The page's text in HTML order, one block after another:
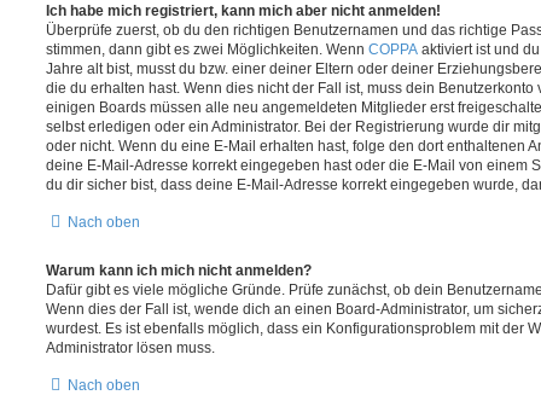
Ich habe mich registriert, kann mich aber nicht anmelden!
Überprüfe zuerst, ob du den richtigen Benutzernamen und das richtige
stimmen, dann gibt es zwei Möglichkeiten. Wenn COPPA aktiviert ist und
Jahre alt bist, musst du bzw. einer deiner Eltern oder deiner
die du erhalten hast. Wenn dies nicht der Fall ist, muss dein
einigen Boards müssen alle neu angemeldeten Mitglieder erst
selbst erledigen oder ein Administrator. Bei der Registrierung wurde dir
oder nicht. Wenn du eine E-Mail erhalten hast, folge den dort enthaltenen
deine E-Mail-Adresse korrekt eingegeben hast oder die E-Mail von einem
du dir sicher bist, dass deine E-Mail-Adresse korrekt eingegeben wurde,
Nach oben
Warum kann ich mich nicht anmelden?
Dafür gibt es viele mögliche Gründe. Prüfe zunächst, ob dein
Wenn dies der Fall ist, wende dich an einen Board-Administrator, um
wurdest. Es ist ebenfalls möglich, dass ein Konfigurationsproblem mit der
Administrator lösen muss.
Nach oben